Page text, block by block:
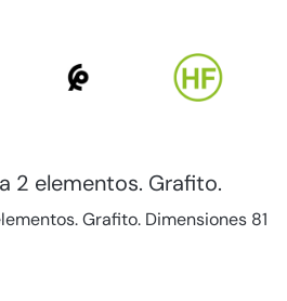
2 elementos. Grafito.
Grafito. Dimensiones 81